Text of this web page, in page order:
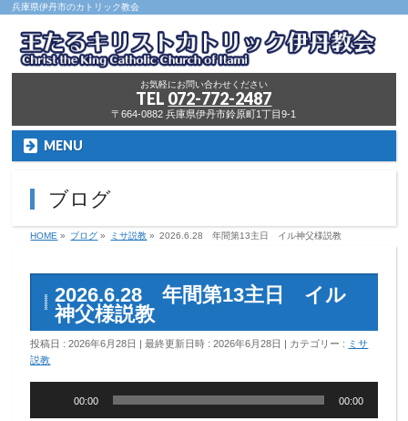
兵庫県伊丹市のカトリック教会
お気軽にお問い合わせください
TEL 072-772-2487
〒664-0882 兵庫県伊丹市鈴原町1丁目9-1
MENU
ブログ
HOME » ブログ » ミサ説教 » 2026.6.28 年間第13主日 イル神父様説教
2026.6.28 年間第13主日 イル
神父様説教
投稿日 : 2026年6月28日 最終更新日時 : 2026年6月28日 カテゴリー : ミサ
説教
00:00 00:00